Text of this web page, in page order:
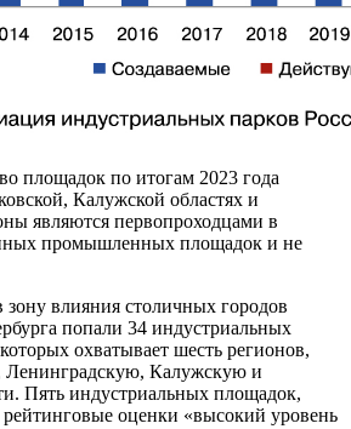
площадок по итогам 2023 года
Калужской областях и
являются первопроходцами в
промышленных площадок и не
влияния столичных городов
попали 34 индустриальных
охватывает шесть регионов,
Ленинградскую, Калужскую и
Пять индустриальных площадок,
оценки «высокий уровень